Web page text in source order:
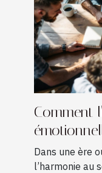
Comment
Dans une ère
l’harmonie au